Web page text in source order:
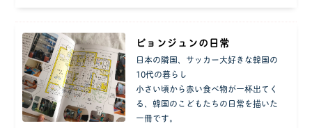
ピョンジュンの日常
日本の隣国、サッカー大好きな韓国の
10代の暮らし
小さい頃から赤い食べ物が一杯出てく
る、韓国のこどもたちの日常を描いた
一冊です。